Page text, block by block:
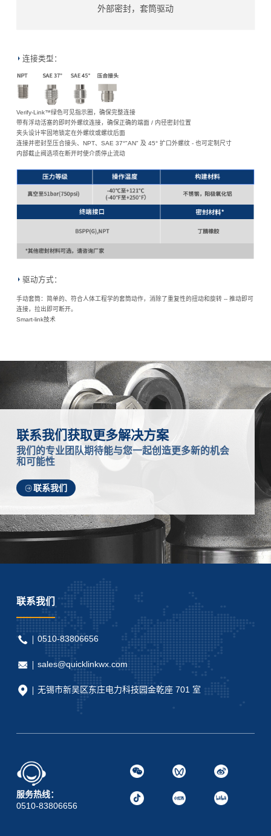
外部密封，套筒驱动
连接类型：
Verify-Link™绿色可见指示圈，确保完整连接
带有浮动活塞的即时外螺纹连接，确保正确的端面 / 内径密封位置
夹头设计牢固地锁定在外螺纹或螺纹后面
连接并密封至压合接头、NPT、SAE 37°"AN" 及 45° 扩口外螺纹 - 也可定制尺寸
内部截止阀选项在断开时使介质停止流动
驱动方式：
手动套筒：简单的、符合人体工程学的套筒动作，消除了重复性的扭动和旋转 -- 推动即可
连接，拉出即可断开。
Smart-link技术
联系我们获取更多解决方案
我们的专业团队期待能与您一起创造更多新的机会
和可能性
联系我们
联系我们
0510-83806656
sales@quicklinkwx.com
无锡市新吴区东庄电力科技园金乾座 701 室
服务热线：
0510-83806656